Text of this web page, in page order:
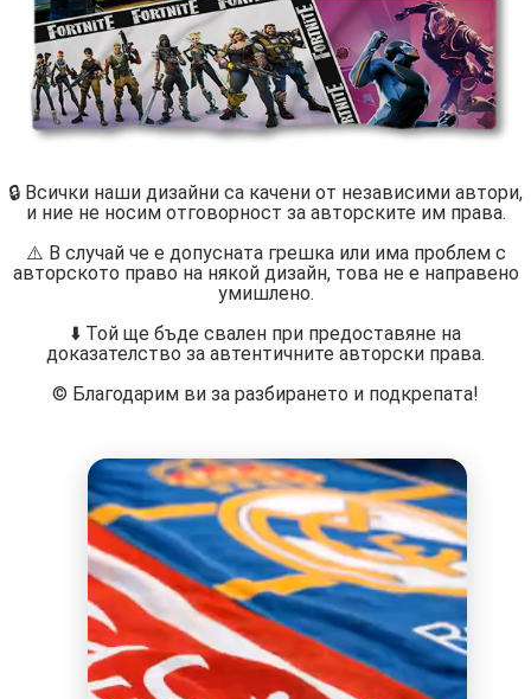
🔒 Всички наши дизайни са качени от независими автори,
и ние не носим отговорност за авторските им права.
⚠️ В случай че е допусната грешка или има проблем с
авторското право на някой дизайн, това не е направено
умишлено.
⬇️ Той ще бъде свален при предоставяне на
доказателство за автентичните авторски права.
©️ Благодарим ви за разбирането и подкрепата!